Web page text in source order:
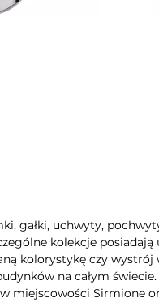
gałki, uchwyty,
kolekcje
kolorystykę czy
na całym
miejscowości Sirmione